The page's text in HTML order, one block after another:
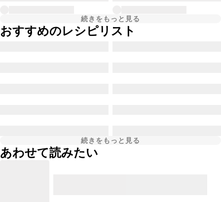
続きをもっと見る
おすすめのレシピリスト
続きをもっと見る
あわせて読みたい